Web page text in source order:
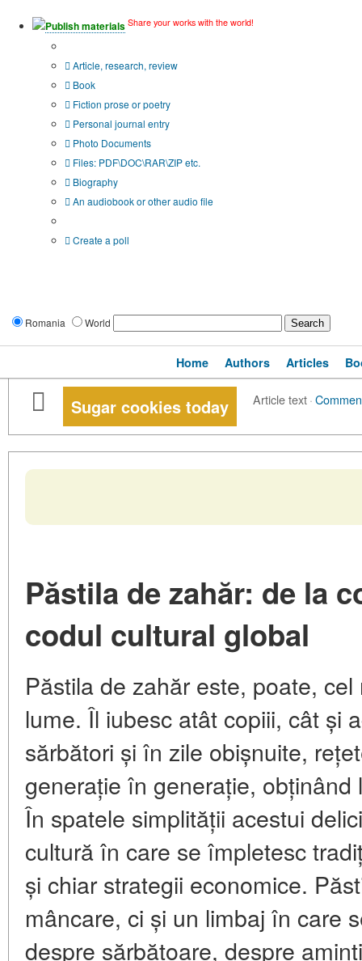
Publish materials Share your works with the world!
Article, research, review
Book
Fiction prose or poetry
Personal journal entry
Photo Documents
Files: PDF\DOC\RAR\ZIP etc.
Biography
An audiobook or other audio file
Create a poll
Romania World
Home Authors Articles
Sugar cookies today Article text·
Păstila de zahăr: de la
codul cultural global
Păstila de zahăr este, poate,
lume. Îl iubesc atât copiii, cât și
sărbători și în zile obișnuite,
generație în generație,
În spatele simplității acestui
cultură în care se împletesc
și chiar strategii economice.
mâncare, ci și un limbaj în care
despre sărbătoare, despre